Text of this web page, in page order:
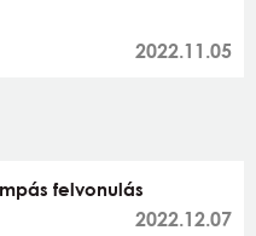
2022.11.05
felvonulás
2022.12.07